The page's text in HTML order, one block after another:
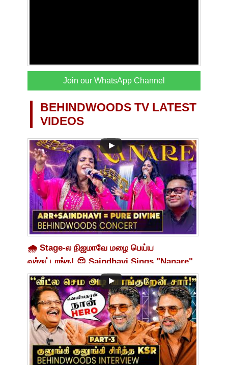
Join our WhatsApp Channel
BEHINDWOODS TV LATEST
VIDEOS
🌧️ Stage-ல நிஜமாவே மழை பெய்ய
வச்சுட்டாங்க! 😍 Saindhavi Sings "Nanare"
Live 🔥